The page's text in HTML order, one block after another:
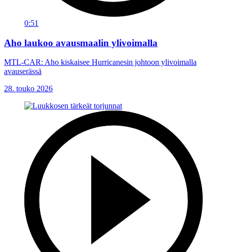
0:51
Aho laukoo avausmaalin ylivoimalla
MTL-CAR: Aho kiskaisee Hurricanesin johtoon ylivoimalla
avauserässä
28. touko 2026